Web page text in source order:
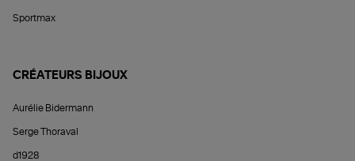
Sportmax
CRÉATEURS BIJOUX
Aurélie Bidermann
Serge Thoraval
d1928